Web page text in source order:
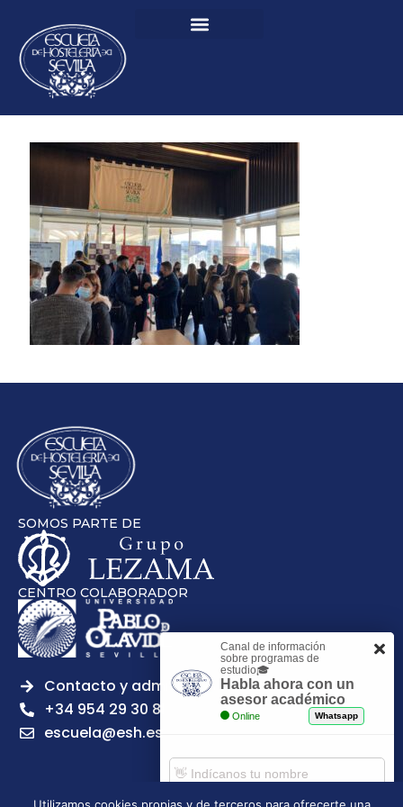
SOMOS PARTE DE
CENTRO COLABORADOR
Contacto y admisiones
+34 954 29 30 81
escuela@esh.es
Canal de información
sobre programas de
estudio🎓
Habla ahora con un
asesor académico
Online Whatsapp